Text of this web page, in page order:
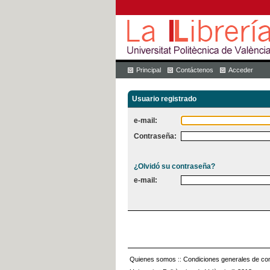
Principal Contáctenos Acceder
Usuario registrado
e-mail:
Contraseña:
¿Olvidó su contraseña?
e-mail:
Quienes somos :: Condiciones generales de